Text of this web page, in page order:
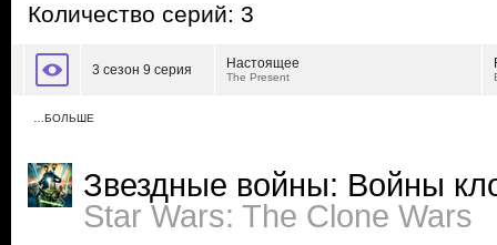
Количество серий: 3
3 сезон 9 серия Настоящее
The Present
…БОЛЬШЕ
Звездные войны: Войны
Star Wars: The Clone Wars